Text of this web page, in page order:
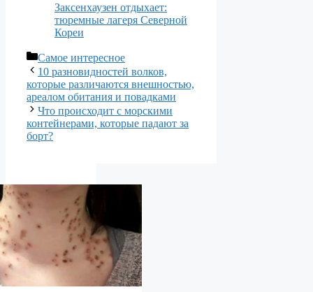
Заксенхаузен отдыхает:
тюремные лагеря Северной
Кореи
Рубрики
Самое интересное
10 разновидностей волков,
которые различаются внешностью,
ареалом обитания и повадками
Что происходит с морскими
контейнерами, которые падают за
борт?